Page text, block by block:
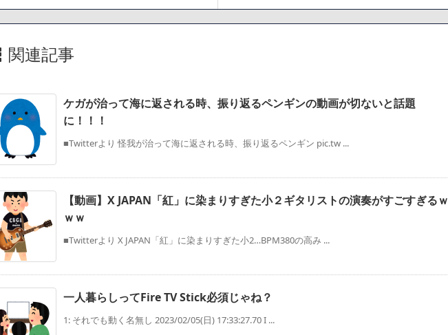
関連記事
ケガが治って海に返される時、振り返るペンギンの動画が切ないと話題
に！！！
■Twitterより 怪我が治って海に返される時、振り返るペンギン pic.tw ...
【動画】X JAPAN「紅」に染まりすぎた小２ギタリストの演奏がすごすぎるｗ
ｗｗ
■Twitterより X JAPAN「紅」に染まりすぎた小2…BPM380の高み ...
一人暮らしってFire TV Stick必須じゃね？
1: それでも動く名無し 2023/02/05(日) 17:33:27.70 I ...